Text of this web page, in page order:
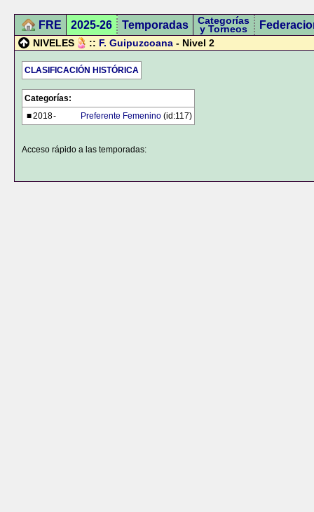
FRE 2025-26 Temporadas Categorías
y Torneos
NIVELES :: F. Guipuzcoana - Nivel 2
CLASIFICACIÓN HISTÓRICA
Categorías:
■2018- Preferente Femenino (id:117)
Acceso rápido a las temporadas: